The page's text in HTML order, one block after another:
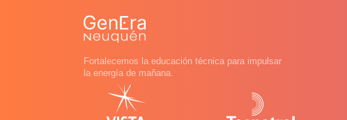
Fortalecemos la educación técnica para impulsar
la energía de mañana.